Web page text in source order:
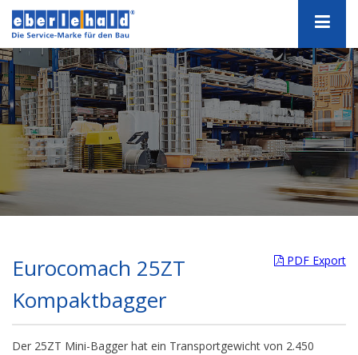
PDF Export
Eurocomach 25ZT
Kompaktbagger
Der 25ZT Mini-Bagger hat ein Transportgewicht von 2.450